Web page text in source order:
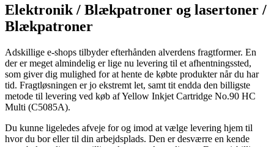
Elektronik / Blækpatroner og lasertoner /
Blækpatroner
Adskillige e-shops tilbyder efterhånden alverdens fragtformer. En
der er meget almindelig er lige nu levering til et afhentningssted,
som giver dig mulighed for at hente de købte produkter når du har
tid. Fragtløsningen er jo ekstremt let, samt tit endda den billigste
metode til levering ved køb af Yellow Inkjet Cartridge No.90 HC
Multi (C5085A).
Du kunne ligeledes afveje for og imod at vælge levering hjem til
hvor du bor eller til din arbejdsplads. Den er desværre en kende